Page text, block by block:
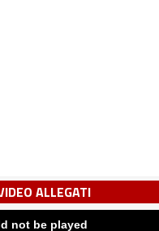
ALLEGATI